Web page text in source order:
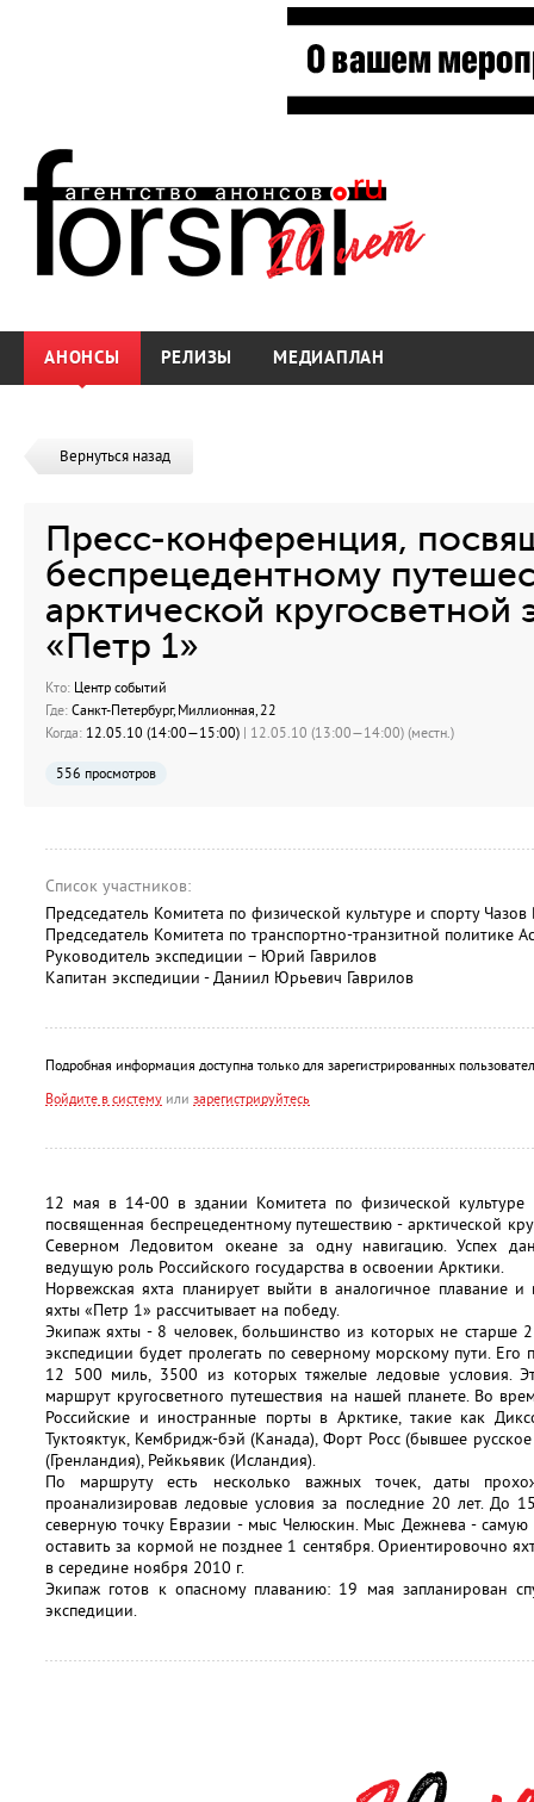
АНОНСЫ РЕЛИЗЫ МЕДИАПЛАН
Вернуться назад
Пресс-конференция,
беспрецедентному
арктической кругосветной
«Петр 1»
Кто: Центр событий
Где: Санкт-Петербург, Миллионная, 22
Когда: 12.05.10 (14:00—15:00) | 12.05.10 (13:00—14:00) (местн.)
556 просмотров
Список участников:
Председатель Комитета по физической культуре и спорту
Председатель Комитета по транспортно-транзитной политике
Руководитель экспедиции – Юрий Гаврилов
Капитан экспедиции - Даниил Юрьевич Гаврилов
Подробная информация доступна только для зарегистрированных
Войдите в систему или зарегистрируйтесь
12 мая в 14-00 в здании Комитета по физической культуре
посвященная беспрецедентному путешествию - арктической
Северном Ледовитом океане за одну навигацию. Успех
ведущую роль Российского государства в освоении Арктики.
Норвежская яхта планирует выйти в аналогичное плавание
яхты «Петр 1» рассчитывает на победу.
Экипаж яхты - 8 человек, большинство из которых не старше
экспедиции будет пролегать по северному морскому пути. Его
12 500 миль, 3500 из которых тяжелые ледовые условия.
маршрут кругосветного путешествия на нашей планете. Во
Российские и иностранные порты в Арктике, такие как
Туктояктук, Кембридж-бэй (Канада), Форт Росс (бывшее
(Гренландия), Рейкьявик (Исландия).
По маршруту есть несколько важных точек, даты
проанализировав ледовые условия за последние 20 лет. До
северную точку Евразии - мыс Челюскин. Мыс Дежнева - самую
оставить за кормой не позднее 1 сентября. Ориентировочно
в середине ноября 2010 г.
Экипаж готов к опасному плаванию: 19 мая запланирован
экспедиции.